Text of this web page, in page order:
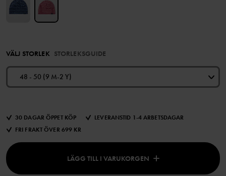
VÄLJ STORLEK STORLEKSGUIDE
48 - 50 (9 M-2 Y)
30 DAGAR ÖPPET KÖP
LEVERANSTID 1-4 ARBETSDAGAR
FRI FRAKT ÖVER 699 KR
LÄGG TILL I VARUKORGEN